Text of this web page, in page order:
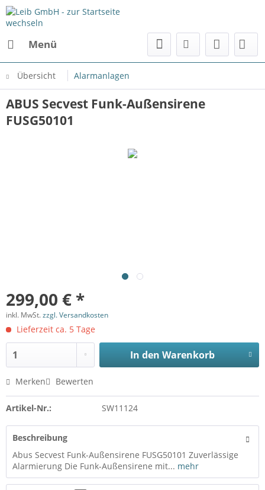
Menü
Übersicht Alarmanlagen
ABUS Secvest Funk-Außensirene
FUSG50101
299,00 € *
inkl. MwSt.zzgl. Versandkosten
Lieferzeit ca. 5 Tage
In den Warenkorb
Merken Bewerten
Artikel-Nr.: SW11124
Beschreibung
Abus Secvest Funk-Außensirene FUSG50101 Zuverlässige
Alarmierung Die Funk-Außensirene mit... mehr